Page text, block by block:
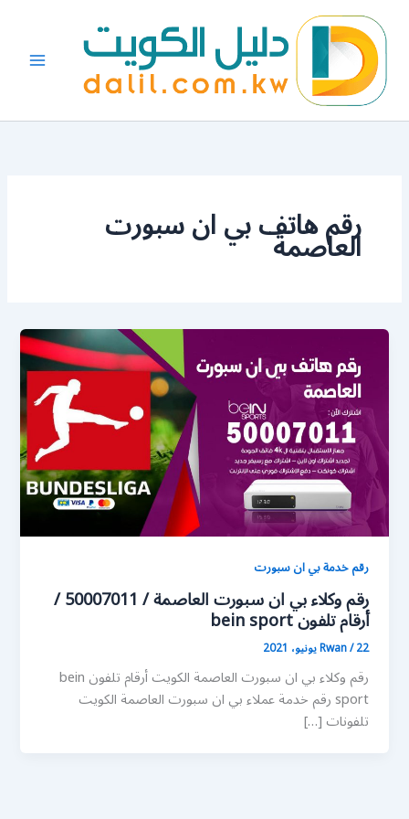
المحتوى
رقم هاتف بي ان سبورت
العاصمة
رقم خدمة بي ان سبورت
رقم وكلاء بي ان سبورت العاصمة / 50007011 /
أرقام تلفون bein sport
Rwan/22 يونيو، 2021
رقم وكلاء بي ان سبورت العاصمة الكويت أرقام تلفون bein
sport رقم خدمة عملاء بي ان سبورت العاصمة الكويت
تلفونات […]